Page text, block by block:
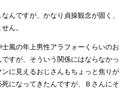
んですが、かなり貞操観念が固く、
ん。
風の年上男性アラフォーくらいのお
すが、そういう関係にはならなかっ
に見えるおじさんもちょっと焦りが
になってきたんですが、Ｂさんにそ